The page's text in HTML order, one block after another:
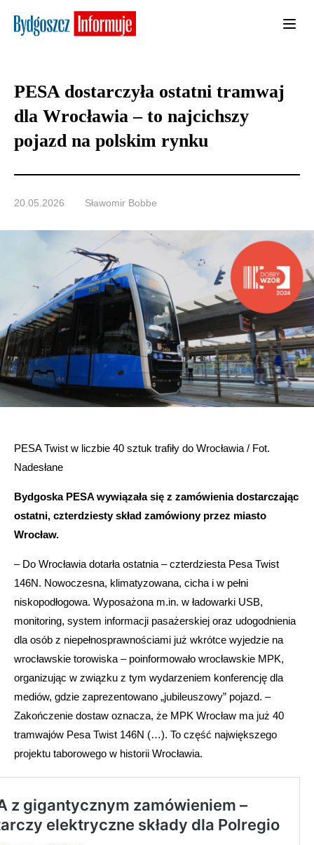
PESA dostarczyła ostatni tramwaj
dla Wrocławia – to najcichszy
pojazd na polskim rynku
20.05.2026 Sławomir Bobbe
PESA Twist w liczbie 40 sztuk trafiły do Wrocławia / Fot.
Nadesłane
Bydgoska PESA wywiązała się z zamówienia dostarczając
ostatni, czterdziesty skład zamówiony przez miasto
Wrocław.
– Do Wrocławia dotarła ostatnia – czterdziesta Pesa Twist
146N. Nowoczesna, klimatyzowana, cicha i w pełni
niskopodłogowa. Wyposażona m.in. w ładowarki USB,
monitoring, system informacji pasażerskiej oraz udogodnienia
dla osób z niepełnosprawnościami już wkrótce wyjedzie na
wrocławskie torowiska – poinformowało wrocławskie MPK,
organizując w związku z tym wydarzeniem konferencję dla
mediów, gdzie zaprezentowano „jubileuszowy” pojazd. –
Zakończenie dostaw oznacza, że MPK Wrocław ma już 40
tramwajów Pesa Twist 146N (…). To część największego
projektu taborowego w historii Wrocławia.